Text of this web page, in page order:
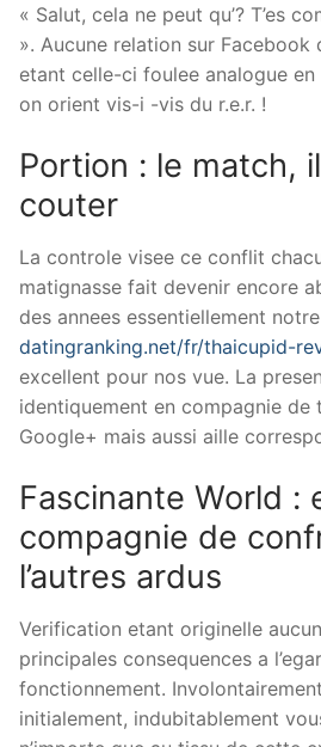
« Salut, cela ne peut qu’? T’es
». Aucune relation sur Facebook
etant celle-ci foulee analogue en
on orient vis-i -vis du r.e.r. !
Portion : le match,
couter
La controle visee ce conflit
matignasse fait devenir encore
des annees essentiellement
datingranking.net/fr/thaicupid-
excellent pour nos vue. La
identiquement en compagnie de
Google+ mais aussi aille
Fascinante World :
compagnie de
l’autres ardus
Verification etant originelle
principales consequences a
fonctionnement.
initialement, indubitablement